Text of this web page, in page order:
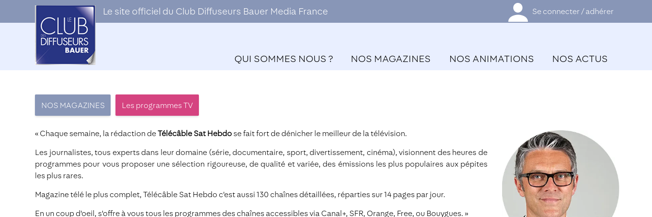
Le site officiel du Club Diffuseurs Bauer Media France Se connecter / adhérer
QUI SOMMES NOUS ? NOS MAGAZINES NOS ANIMATIONS NOS ACTUS
NOS MAGAZINES Les programmes TV
« Chaque semaine, la rédaction deTélécâble Sat Hebdo se fait fort de dénicher le meilleur de la télévision.
Les journalistes, tous experts dans leur domaine (série, documentaire, sport, divertissement, cinéma), visionnent des heures de
programmes pour vous proposer une sélection rigoureuse, de qualité et variée, des émissions les plus populaires aux pépites
les plus rares.
Magazine télé le plus complet, Télécâble Sat Hebdo c'est aussi 130 chaînes détaillées, réparties sur 14 pages par jour.
En un coup d'oeil, s'offre à vous tous les programmes des chaînes accessibles via Canal+, SFR, Orange, Free, ou Bouygues. »